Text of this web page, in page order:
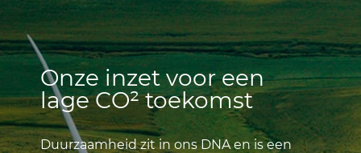
Onze inzet voor een
lage CO² toekomst
Duurzaamheid zit in ons DNA en is een